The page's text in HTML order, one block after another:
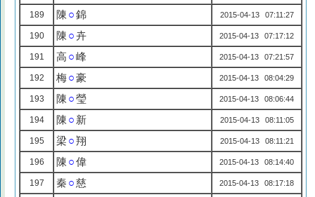
189 陳 ○錦 2015-04-13 07:11:27
190 陳 ○卉 2015-04-13 07:17:12
191 高 ○峰 2015-04-13 07:21:57
192 梅○豪 2015-04-13 08:04:29
193 陳 ○瑩 2015-04-13 08:06:44
194 陳 ○ 新 2015-04-13 08:11:05
195 梁 ○翔 2015-04-13 08:11:21
196 陳 ○偉 2015-04-13 08:14:40
197 秦 ○慈 2015-04-13 08:17:18